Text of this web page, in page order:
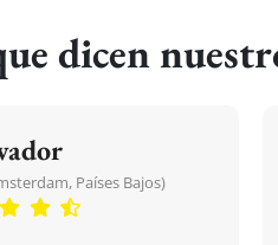
dicen
Países Bajos)